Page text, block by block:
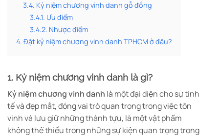
3.4. Kỷ niệm chương vinh danh gỗ đồng
3.4.1. Ưu điểm
3.4.2. Nhược điểm
4. Đặt kỷ niệm chương vinh danh TPHCM ở đâu?
1. Kỷ niệm chương vinh danh là gì?
Kỷ niệm chương vinh danh là một đại diện cho sự tinh
tế và đẹp mắt, đóng vai trò quan trọng trong việc tôn
vinh và lưu giữ những thành tựu, là một vật phẩm
không thể thiếu trong những sự kiện quan trọng trong